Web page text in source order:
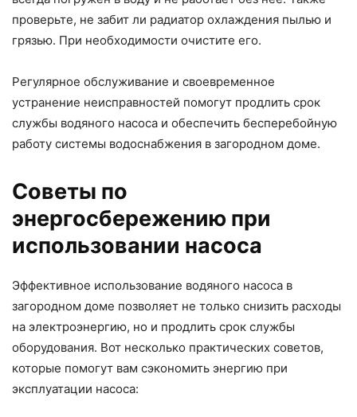
проверьте, не забит ли радиатор охлаждения пылью и
грязью. При необходимости очистите его.
Регулярное обслуживание и своевременное
устранение неисправностей помогут продлить срок
службы водяного насоса и обеспечить бесперебойную
работу системы водоснабжения в загородном доме.
Советы по
энергосбережению при
использовании насоса
Эффективное использование водяного насоса в
загородном доме позволяет не только снизить расходы
на электроэнергию, но и продлить срок службы
оборудования. Вот несколько практических советов,
которые помогут вам сэкономить энергию при
эксплуатации насоса: